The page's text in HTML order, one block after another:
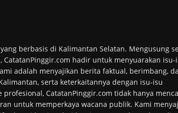
berbasis di Kalimantan Selatan. Mengusung
hadir untuk menyuarakan isu-
adalah menyajikan berita faktual, berimbang,
serta keterkaitannya dengan isu-isu
CatatanPinggir.com tidak hanya
untuk memperkaya wacana publik. Kami